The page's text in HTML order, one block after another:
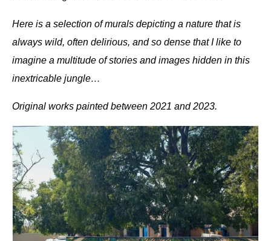
Here is a selection of murals depicting a nature that is
always wild, often delirious, and so dense that I like to
imagine a multitude of stories and images hidden in this
inextricable jungle…
Original works painted between 2021 and 2023.